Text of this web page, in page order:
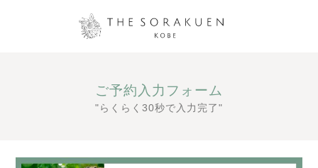
ご予約入力フォーム
"らくらく30秒で入力完了"